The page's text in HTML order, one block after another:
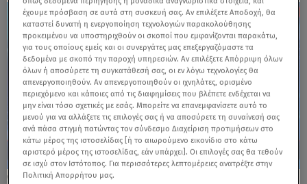
02.03.26, 15:36
έχουμε πρόσβαση σε αυτά στη συσκευή σας. Αν επιλέξετε Αποδοχή, θα
καταστεί δυνατή η ενεργοποίηση τεχνολογιών παρακολούθησης
προκειμένου να υποστηριχθούν οι σκοποί που εμφανίζονται παρακάτω,
για τους οποίους εμείς και οι συνεργάτες μας επεξεργαζόμαστε τα
δεδομένα με σκοπό την παροχή υπηρεσιών. Αν επιλέξετε Απόρριψη όλων
όλων ή αποσύρετε τη συγκατάθεσή σας, οι εν λόγω τεχνολογίες θα
απενεργοποιηθούν. Αν απενεργοποιηθούν οι ιχνηλάτες, ορισμένο
περιεχόμενο και κάποιες από τις διαφημίσεις που βλέπετε ενδέχεται να
μην είναι τόσο σχετικές με εσάς. Μπορείτε να επανεμφανίσετε αυτό το
μενού για να αλλάξετε τις επιλογές σας ή να αποσύρετε τη συναίνεσή σας
ανά πάσα στιγμή πατώντας τον σύνδεσμο Διαχείριση προτιμήσεων στο
κάτω μέρος της ιστοσελίδας [ή το αιωρούμενο εικονίδιο στο κάτω
αριστερό μέρος της ιστοσελίδας, εάν υπάρχει]. Οι επιλογές σας θα τεθούν
σε ισχύ στον Ιστότοπος. Για περισσότερες λεπτομέρειες ανατρέξτε στην
Πολιτική Απορρήτου μας.